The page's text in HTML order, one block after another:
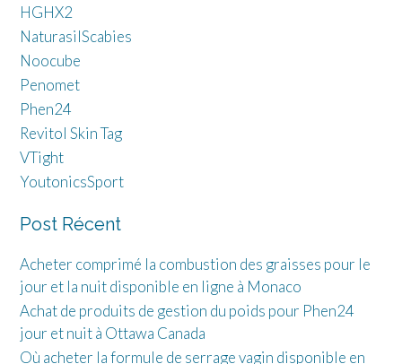
HGHX2
NaturasilScabies
Noocube
Penomet
Phen24
Revitol Skin Tag
VTight
YoutonicsSport
Post Récent
Acheter comprimé la combustion des graisses pour le
jour et la nuit disponible en ligne à Monaco
Achat de produits de gestion du poids pour Phen24
jour et nuit à Ottawa Canada
Où acheter la formule de serrage vagin disponible en